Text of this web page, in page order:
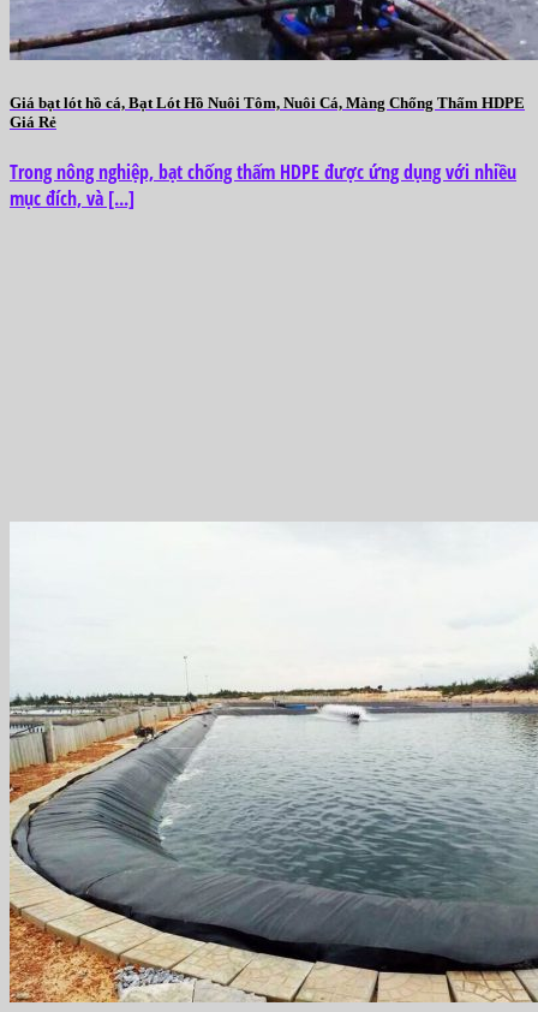
Giá bạt lót hồ cá, Bạt Lót Hồ Nuôi Tôm, Nuôi Cá, Màng Chống Thấm HDPE
Giá Rẻ‎
Trong nông nghiệp, bạt chống thấm HDPE được ứng dụng với nhiều
mục đích, và [...]